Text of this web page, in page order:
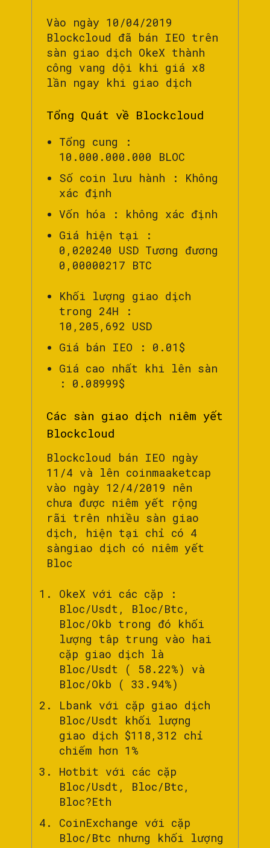
Vào ngày 10/04/2019
Blockcloud đã bán IEO trên
sàn giao dịch OkeX thành
công vang dội khi giá x8
lần ngay khi giao dịch
Tổng Quát về Blockcloud
Tổng cung :
10.000.000.000 BLOC
Số coin lưu hành : Không
xác định
Vốn hóa : không xác định
Giá hiện tại :
0,020240 USD Tương đương
0,00000217 BTC
Khối lượng giao dịch
trong 24H :
10,205,692 USD
Giá bán IEO : 0.01$
Giá cao nhất khi lên sàn
: 0.08999$
Các sàn giao dịch niêm yết
Blockcloud
Blockcloud bán IEO ngày
11/4 và lên coinmaaketcap
vào ngày 12/4/2019 nên
chưa được niêm yết rộng
rãi trên nhiều sàn giao
dịch, hiện tại chỉ có 4
sàngiao dịch có niêm yết
Bloc
OkeX với các cặp :
Bloc/Usdt, Bloc/Btc,
Bloc/Okb trong đó khối
lượng tâp trung vào hai
cặp giao dịch là
Bloc/Usdt ( 58.22%) và
Bloc/Okb ( 33.94%)
Lbank với cặp giao dịch
Bloc/Usdt khối lượng
giao dịch $118,312 chỉ
chiếm hơn 1%
Hotbit với các cặp
Bloc/Usdt, Bloc/Btc,
Bloc?Eth
CoinExchange với cặp
Bloc/Btc nhưng khối lượng